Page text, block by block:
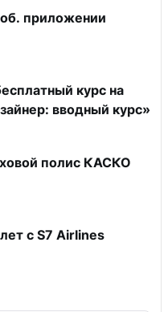
приложении
курс на
вводный курс»
полис КАСКО
с S7 Airlines